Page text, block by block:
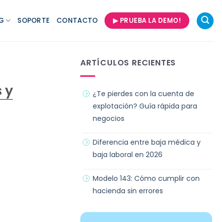
SOPORTE CONTACTO ▶ PRUEBA LA DEMO!
y
ARTÍCULOS RECIENTES
¿Te pierdes con la cuenta de
explotación? Guía rápida para
negocios
Diferencia entre baja médica y
baja laboral en 2026
Modelo 143: Cómo cumplir con
hacienda sin errores